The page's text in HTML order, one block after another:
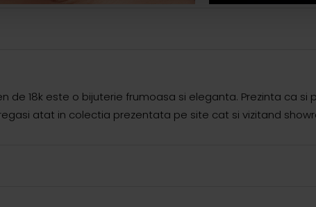
de 18k este o bijuterie frumoasa si eleganta. Prezinta ca
atat in colectia prezentata pe site cat si vizitand